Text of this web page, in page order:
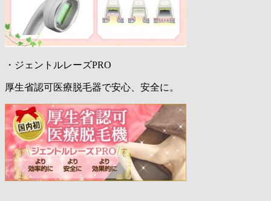
・ジェントルレーズPRO
厚生省認可医療脱毛器で安心、安全に。